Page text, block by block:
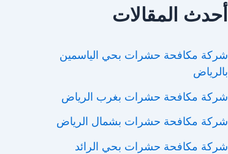
أحدث المقالات
شركة مكافحة حشرات بحي الياسمين
بالرياض
شركة مكافحة حشرات بغرب الرياض
شركة مكافحة حشرات بشمال الرياض
شركة مكافحة حشرات بحي الرائد